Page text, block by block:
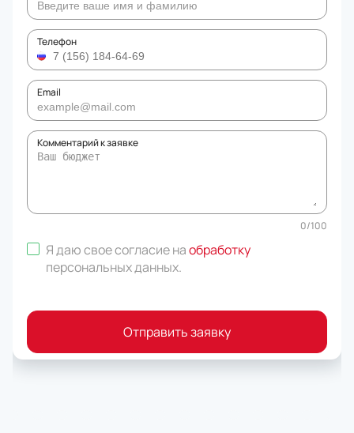
Телефон
Email
Комментарий к заявке
0/100
Я даю свое согласие наобработку
персональных данных.
Отправить заявку